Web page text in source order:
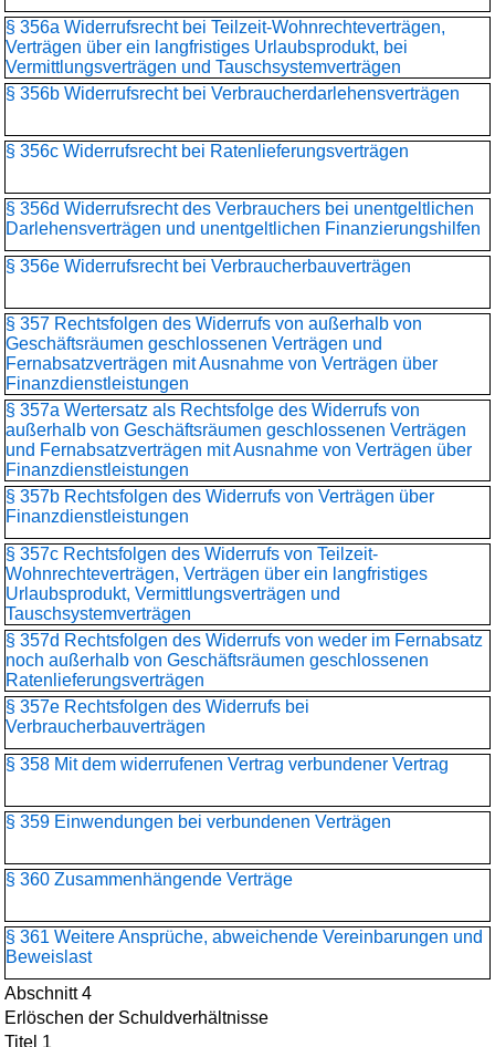
§ 356a Widerrufsrecht bei Teilzeit-Wohnrechteverträgen,
Verträgen über ein langfristiges Urlaubsprodukt, bei
Vermittlungsverträgen und Tauschsystemverträgen
§ 356b Widerrufsrecht bei Verbraucherdarlehensverträgen
§ 356c Widerrufsrecht bei Ratenlieferungsverträgen
§ 356d Widerrufsrecht des Verbrauchers bei unentgeltlichen
Darlehensverträgen und unentgeltlichen Finanzierungshilfen
§ 356e Widerrufsrecht bei Verbraucherbauverträgen
§ 357 Rechtsfolgen des Widerrufs von außerhalb von
Geschäftsräumen geschlossenen Verträgen und
Fernabsatzverträgen mit Ausnahme von Verträgen über
Finanzdienstleistungen
§ 357a Wertersatz als Rechtsfolge des Widerrufs von
außerhalb von Geschäftsräumen geschlossenen Verträgen
und Fernabsatzverträgen mit Ausnahme von Verträgen über
Finanzdienstleistungen
§ 357b Rechtsfolgen des Widerrufs von Verträgen über
Finanzdienstleistungen
§ 357c Rechtsfolgen des Widerrufs von Teilzeit-
Wohnrechteverträgen, Verträgen über ein langfristiges
Urlaubsprodukt, Vermittlungsverträgen und
Tauschsystemverträgen
§ 357d Rechtsfolgen des Widerrufs von weder im Fernabsatz
noch außerhalb von Geschäftsräumen geschlossenen
Ratenlieferungsverträgen
§ 357e Rechtsfolgen des Widerrufs bei
Verbraucherbauverträgen
§ 358 Mit dem widerrufenen Vertrag verbundener Vertrag
§ 359 Einwendungen bei verbundenen Verträgen
§ 360 Zusammenhängende Verträge
§ 361 Weitere Ansprüche, abweichende Vereinbarungen und
Beweislast
Abschnitt 4
Erlöschen der Schuldverhältnisse
Titel 1